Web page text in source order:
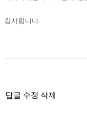
감사합니다.
답글 수정 삭제